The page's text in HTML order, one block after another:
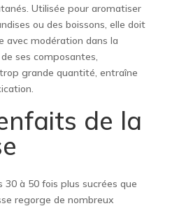
Utilisée pour aromatiser
ou des boissons, elle doit
avec modération dans la
ses composantes,
grande quantité, entraîne
de la
30 à 50 fois plus sucrées que
regorge de nombreux